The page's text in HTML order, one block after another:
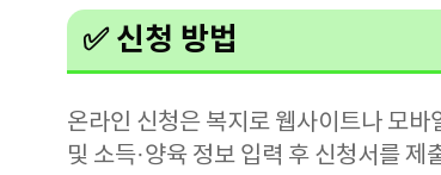
✅ 신청 방법
온라인 신청은 복지로 웹사이트나 모바
및 소득·양육 정보 입력 후 신청서를